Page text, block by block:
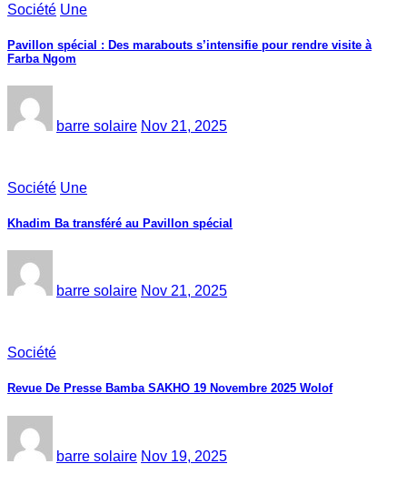
Société Une
Pavillon spécial : Des marabouts s’intensifie pour rendre visite à
Farba Ngom
barre solaire Nov 21, 2025
Société Une
Khadim Ba transféré au Pavillon spécial
barre solaire Nov 21, 2025
Société
Revue De Presse Bamba SAKHO 19 Novembre 2025 Wolof
barre solaire Nov 19, 2025